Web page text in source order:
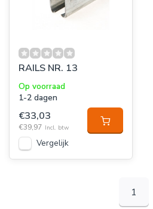
RAILS NR. 13
Op voorraad
1-2 dagen
€33,03
€39,97 Incl. btw
Vergelijk
1